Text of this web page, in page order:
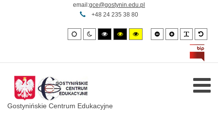
email:gce@gostynin.edu.pl
+48 24 235 38 80
Default
mode
Night
mode
High
contrast
High
contrast
High
contrast
Smaller
font
Larger
font
Gostynińskie Centrum Edukacyjne